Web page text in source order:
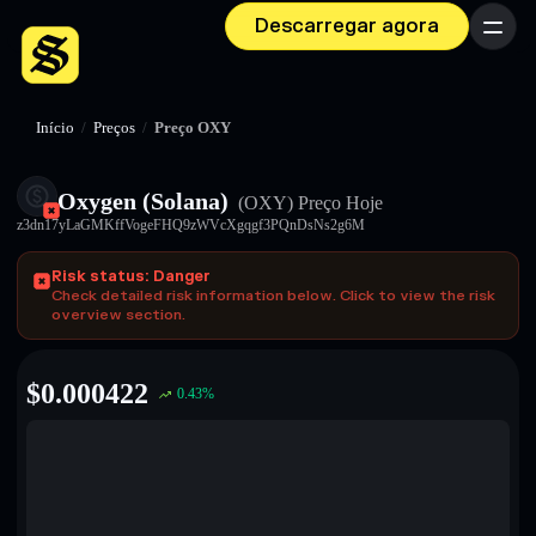
Descarregar agora Menu
Início / Preços / Preço OXY
Oxygen (Solana) (OXY) Preço Hoje
z3dn17yLaGMKffVogeFHQ9zWVcXgqgf3PQnDsNs2g6M
Risk status: Danger
Check detailed risk information below. Click to view the risk
overview section.
$0.000422 0.43%